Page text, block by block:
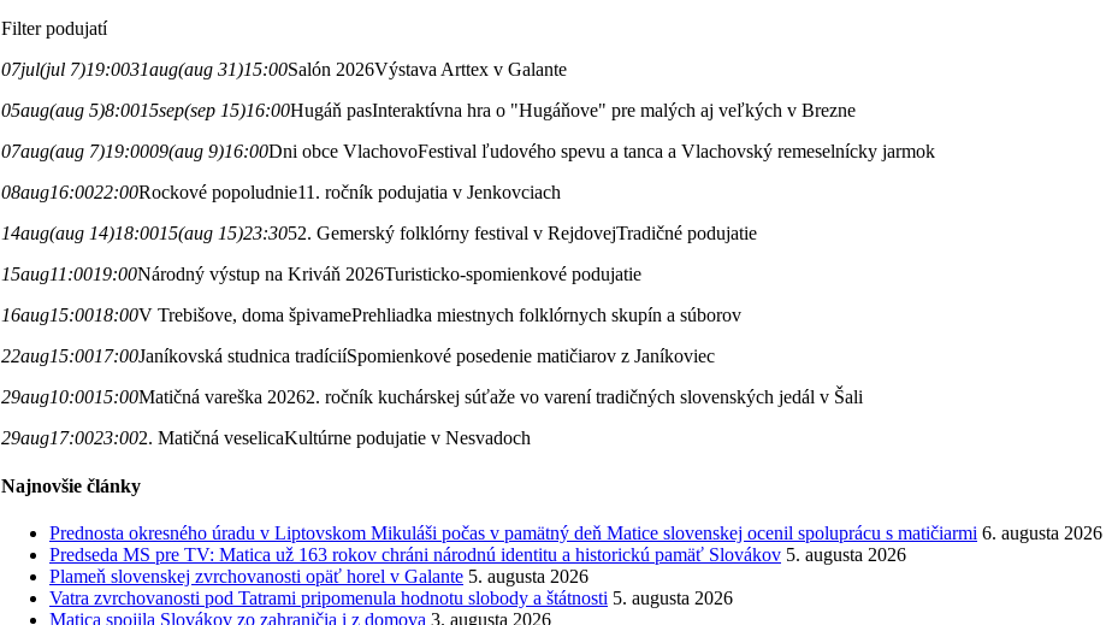
Filter podujatí
07jul(jul 7)19:0031aug(aug 31)15:00Salón 2026Výstava Arttex v Galante
05aug(aug 5)8:0015sep(sep 15)16:00Hugáň pasInteraktívna hra o "Hugáňove" pre malých aj veľkých v Brezne
07aug(aug 7)19:0009(aug 9)16:00Dni obce VlachovoFestival ľudového spevu a tanca a Vlachovský remeselnícky jarmok
08aug16:0022:00Rockové popoludnie11. ročník podujatia v Jenkovciach
14aug(aug 14)18:0015(aug 15)23:3052. Gemerský folklórny festival v RejdovejTradičné podujatie
15aug11:0019:00Národný výstup na Kriváň 2026Turisticko-spomienkové podujatie
16aug15:0018:00V Trebišove, doma špivamePrehliadka miestnych folklórnych skupín a súborov
22aug15:0017:00Janíkovská studnica tradíciíSpomienkové posedenie matičiarov z Janíkoviec
29aug10:0015:00Matičná vareška 20262. ročník kuchárskej súťaže vo varení tradičných slovenských jedál v Šali
29aug17:0023:002. Matičná veselicaKultúrne podujatie v Nesvadoch
Najnovšie články
Prednosta okresného úradu v Liptovskom Mikuláši počas v pamätný deň Matice slovenskej ocenil spoluprácu s matičiarmi 6. augusta 2026
Predseda MS pre TV: Matica už 163 rokov chráni národnú identitu a historickú pamäť Slovákov 5. augusta 2026
Plameň slovenskej zvrchovanosti opäť horel v Galante 5. augusta 2026
Vatra zvrchovanosti pod Tatrami pripomenula hodnotu slobody a štátnosti 5. augusta 2026
Matica spojila Slovákov zo zahraničia i z domova 3. augusta 2026